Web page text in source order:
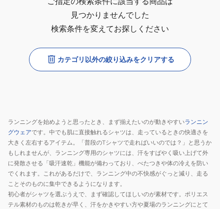
見つかりませんでした
検索条件を変えてお探しください
カテゴリ以外の絞り込みをクリアする
ランニングを始めようと思ったとき、まず揃えたいのが動きやすいランニン
グウェアです。中でも肌に直接触れるシャツは、走っているときの快適さを
大きく左右するアイテム。「普段のTシャツで走ればいいのでは？」と思うか
もしれませんが、ランニング専用のシャツには、汗をすばやく吸い上げて外
に発散させる「吸汗速乾」機能が備わっており、べたつきや体の冷えを防い
でくれます。これがあるだけで、ランニング中の不快感がぐっと減り、走る
ことそのものに集中できるようになります。
初心者がシャツを選ぶうえで、まず確認してほしいのが素材です。ポリエス
テル素材のものは乾きが早く、汗をかきやすい方や夏場のランニングにとて